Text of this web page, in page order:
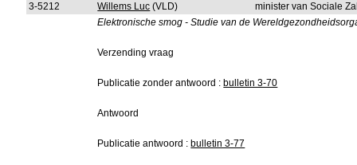
3-5212 Willems Luc (VLD)
minister van Sociale
Elektronische smog - Studie van de
Verzending vraag
Publicatie zonder antwoord : bulletin 3-70
Antwoord
Publicatie antwoord : bulletin 3-77